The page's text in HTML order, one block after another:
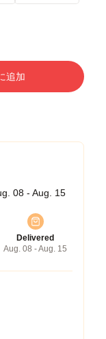
追加
08 - Aug. 15
Delivered
Aug. 08 - Aug. 15